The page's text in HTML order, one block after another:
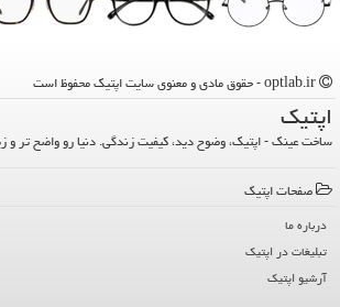
اپتیك
ساخت عینک - اپتیک، وضوح دید، کیفیت زندگی. دنیا رو واضح تر و
صفحات اپتیك
درباره ما
تبلیغات در اپتیك
آرشیو اپتیك